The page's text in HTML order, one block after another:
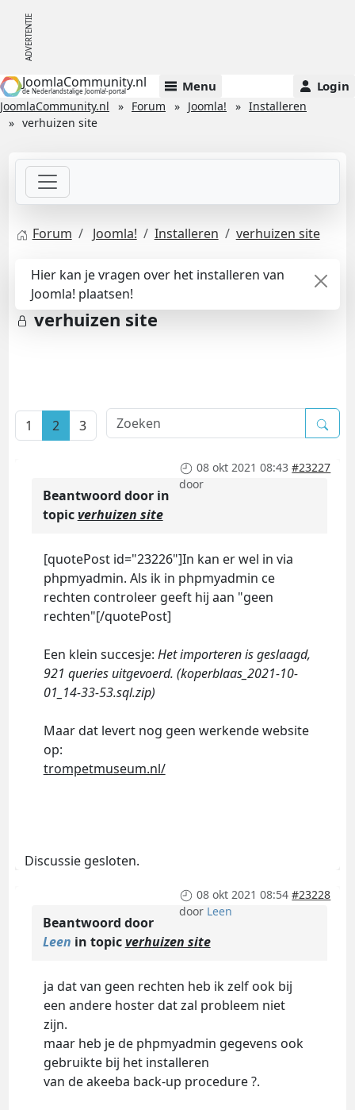
JoomlaCommunity.nl
de Nederlandstalige Joomla!-portal Menu Login
JoomlaCommunity.nl Forum Joomla!
Installeren
verhuizen site
Forum Joomla! Installeren verhuizen site
Hier kan je vragen over het installeren van
Joomla! plaatsen!
verhuizen site
1 2 3
08 okt 2021 08:43 #23227
door
Beantwoord door in
topicverhuizen site
[quotePost id="23226"]In kan er wel in via
phpmyadmin. Als ik in phpmyadmin ce
rechten controleer geeft hij aan "geen
rechten"[/quotePost]
Een klein succesje: Het importeren is geslaagd,
921 queries uitgevoerd. (koperblaas_2021-10-
01_14-33-53.sql.zip)
Maar dat levert nog geen werkende website
op:
trompetmuseum.nl/
Discussie gesloten.
08 okt 2021 08:54 #23228
door Leen
Beantwoord door
Leen in topicverhuizen site
ja dat van geen rechten heb ik zelf ook bij
een andere hoster dat zal probleem niet
zijn.
maar heb je de phpmyadmin gegevens ook
gebruikte bij het installeren
van de akeeba back-up procedure ?.